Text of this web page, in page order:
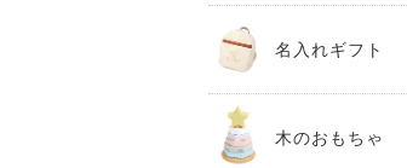
名入れギフト
木のおもちゃ